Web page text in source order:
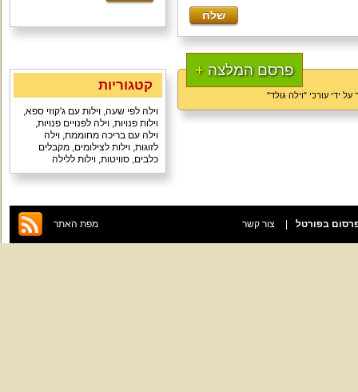
פרסם המלצה +
קטגוריות
וילה לפי שעה, וילות עם ג'קוזי ספא,
וילות פנויות, וילה לפנויים פנויות,
וילה עם בריכה מחוממת, וילה
לזוגות, וילות לצילומים, מקבלים
כלבים, סוויטות, וילות ללילה
בפורטל צור קשר מפת האתר